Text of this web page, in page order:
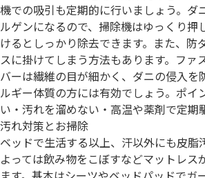
機での吸引も定期的に行いましょう。ダ
ルゲンになるので、掃除機はゆっくり押
けるとしっかり除去できます。また、防
スに掛けてしまう方法もあります。ファ
バーは繊維の目が細かく、ダニの侵入を
ルギー体質の方には有効でしょう。ポイ
い・汚れを溜めない・高温や薬剤で定期
汚れ対策とお掃除
ベッドで生活する以上、汗以外にも皮脂
よっては飲み物をこぼすなどマットレス